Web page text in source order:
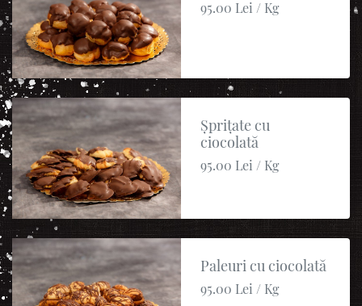
95.00 Lei / Kg
Șprițate cu
ciocolată
95.00 Lei / Kg
Paleuri cu ciocolată
95.00 Lei / Kg